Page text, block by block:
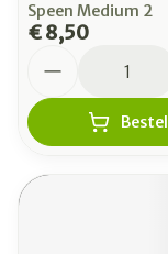
Speen Medium 2
€ 8,50
Bestel